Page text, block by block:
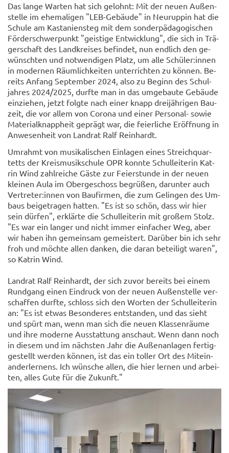
Das lange War­ten hat sich ge­lohnt: Mit der neuen Au­ßen­
stel­le im ehe­ma­li­gen "LEB-​Gebäude" in Neu­rup­pin hat die
Schu­le am Kas­ta­ni­en­steg mit dem son­der­päd­ago­gi­schen
För­der­schwer­punkt "geis­ti­ge Ent­wick­lung", die sich in Trä­
ger­schaft des Land­krei­ses be­fin­det, nun end­lich den ge­
wünsch­ten und not­wen­di­gen Platz, um alle Schü­ler:innen
in mo­der­nen Räum­lich­kei­ten un­ter­rich­ten zu kön­nen. Be­
reits An­fang Sep­tem­ber 2024, also zu Be­ginn des Schul­
jah­res 2024/2025, durf­te man in das um­ge­bau­te Ge­bäu­de
ein­zie­hen, jetzt folg­te nach einer knapp drei­jäh­ri­gen Bau­
zeit, die vor allem von Co­ro­na und einer Personal-​ sowie
Ma­te­ri­al­knapp­heit ge­prägt war, die fei­er­li­che Er­öff­nung in
An­we­sen­heit von Land­rat Ralf Rein­hardt.
Um­rahmt von mu­si­ka­li­schen Ein­la­gen eines Streich­quar­
tetts der Kreis­mu­sik­schu­le OPR konn­te Schul­lei­te­rin Kat­
rin Wind zahl­rei­che Gäste zur Fei­er­stun­de in der neuen
klei­nen Aula im Ober­ge­schoss be­grü­ßen, dar­un­ter auch
Ver­tre­ter:innen von Bau­fir­men, die zum Ge­lin­gen des Um­
baus bei­getra­gen hat­ten. "Es ist so schön, dass wir hier
sein dür­fen", er­klär­te die Schul­lei­te­rin mit gro­ßem Stolz.
"Es war ein lan­ger und nicht immer ein­fa­cher Weg, aber
wir haben ihn ge­mein­sam ge­meis­tert. Dar­über bin ich sehr
froh und möch­te allen dan­ken, die daran be­tei­ligt waren",
so Kat­rin Wind.
Land­rat Ralf Rein­hardt, der sich zuvor be­reits bei einem
Rund­gang einen Ein­druck von der neuen Au­ßen­stel­le ver­
schaf­fen durf­te, schloss sich den Wor­ten der Schul­lei­te­rin
an: "Es ist etwas Be­son­de­res ent­stan­den, und das sieht
und spürt man, wenn man sich die neuen Klas­sen­räu­me
und ihre mo­der­ne Aus­stat­tung an­schaut. Wenn dann noch
in die­sem und im nächs­ten Jahr die Au­ßen­an­la­gen fer­tig­
ge­stellt wer­den kön­nen, ist das ein tol­ler Ort des Mit­ein­
an­der­ler­nens. Ich wün­sche allen, die hier ler­nen und ar­bei­
ten, alles Gute für die Zu­kunft."